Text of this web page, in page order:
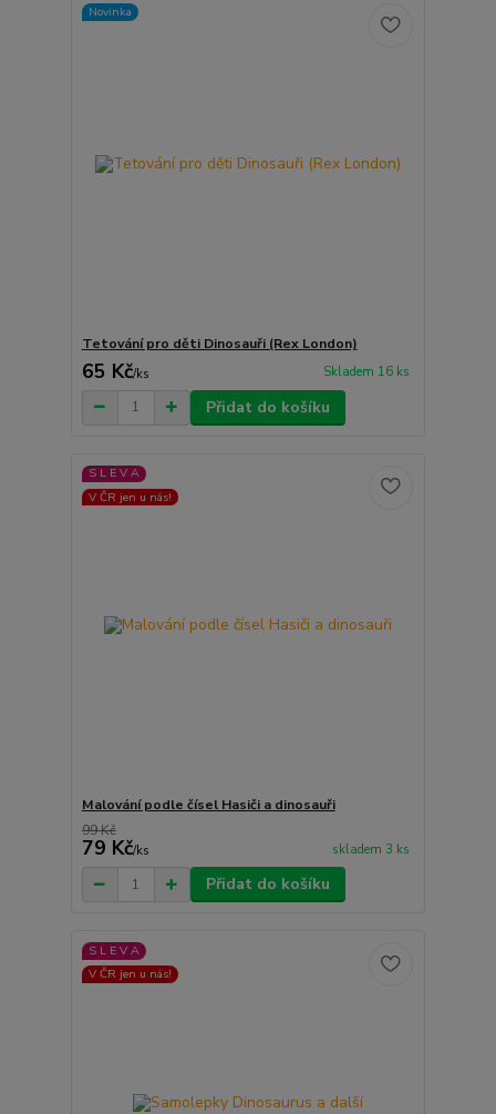
Novinka
Tetování pro děti Dinosauři (Rex London)
65 Kč/ks Skladem 16 ks
Přidat do košíku
S L E V A
V ČR jen u nás!
Malování podle čísel Hasiči a dinosauři
99 Kč
79 Kč/ks skladem 3 ks
Přidat do košíku
S L E V A
V ČR jen u nás!